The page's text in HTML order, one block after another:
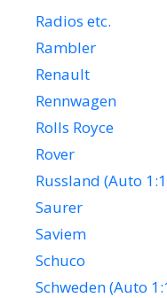
Radios etc.
Rambler
Renault
Rennwagen
Rolls Royce
Rover
Russland (Auto
Saurer
Saviem
Schuco
Schweden (Auto